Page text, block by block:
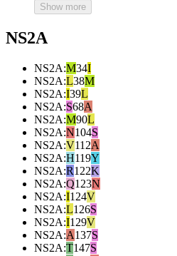
Show more
NS2A
NS2A:M34I
NS2A:L38M
NS2A:I39L
NS2A:S68A
NS2A:M90L
NS2A:N104S
NS2A:V112A
NS2A:H119Y
NS2A:R122K
NS2A:Q123N
NS2A:I124V
NS2A:L126S
NS2A:I129V
NS2A:A137S
NS2A:T147S